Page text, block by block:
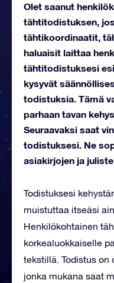
Olet saanut
tähtitodistuksen,
tähtikoordinaatit,
haluaisit laittaa
tähtitodistuksesi
kysyvät
todistuksia. Tämä
parhaan tavan
Seuraavaksi saat
todistuksesi. Ne
asiakirjojen ja
Todistuksesi
muistuttaa itseäsi
Henkilökohtainen
korkealuokkaiselle
tekstillä. Todistus on
jonka mukana saat